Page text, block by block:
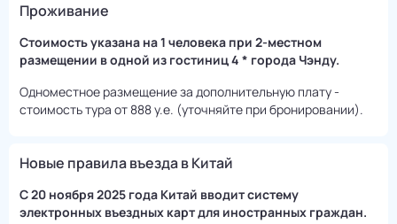
Проживание
Стоимость указана на 1 человека при 2-местном
размещении в одной из гостиниц 4 * города Чэнду.
Одноместное размещение за дополнительную плату -
стоимость тура от 888 у.е. (уточняйте при бронировании).
Новые правила въезда в Китай
С 20 ноября 2025 года Китай вводит систему
электронных въездных карт для иностранных граждан.